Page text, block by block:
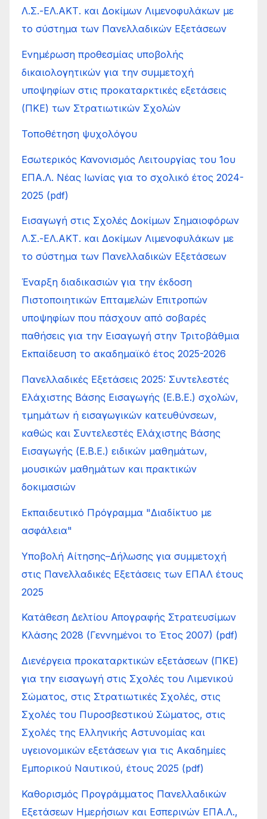
Λ.Σ.-ΕΛ.ΑΚΤ. και Δοκίμων Λιμενοφυλάκων με
το σύστημα των Πανελλαδικών Εξετάσεων
Ενημέρωση προθεσμίας υποβολής
δικαιολογητικών για την συμμετοχή
υποψηφίων στις προκαταρκτικές εξετάσεις
(ΠΚΕ) των Στρατιωτικών Σχολών
Τοποθέτηση ψυχολόγου
Εσωτερικός Κανονισμός Λειτουργίας του 1ου
ΕΠΑ.Λ. Νέας Ιωνίας για το σχολικό έτος 2024-
2025 (pdf)
Εισαγωγή στις Σχολές Δοκίμων Σημαιοφόρων
Λ.Σ.-ΕΛ.ΑΚΤ. και Δοκίμων Λιμενοφυλάκων με
το σύστημα των Πανελλαδικών Εξετάσεων
Έναρξη διαδικασιών για την έκδοση
Πιστοποιητικών Επταμελών Επιτροπών
υποψηφίων που πάσχουν από σοβαρές
παθήσεις για την Εισαγωγή στην Τριτοβάθμια
Εκπαίδευση το ακαδημαϊκό έτος 2025-2026
Πανελλαδικές Εξετάσεις 2025: Συντελεστές
Ελάχιστης Βάσης Εισαγωγής (Ε.Β.Ε.) σχολών,
τμημάτων ή εισαγωγικών κατευθύνσεων,
καθώς και Συντελεστές Ελάχιστης Βάσης
Εισαγωγής (Ε.Β.Ε.) ειδικών μαθημάτων,
μουσικών μαθημάτων και πρακτικών
δοκιμασιών
Εκπαιδευτικό Πρόγραμμα "Διαδίκτυο με
ασφάλεια"
Υποβολή Αίτησης–Δήλωσης για συμμετοχή
στις Πανελλαδικές Εξετάσεις των ΕΠΑΛ έτους
2025
Κατάθεση Δελτίου Απογραφής Στρατευσίμων
Κλάσης 2028 (Γεννημένοι το Έτος 2007) (pdf)
Διενέργεια προκαταρκτικών εξετάσεων (ΠΚΕ)
για την εισαγωγή στις Σχολές του Λιμενικού
Σώματος, στις Στρατιωτικές Σχολές, στις
Σχολές του Πυροσβεστικού Σώματος, στις
Σχολές της Ελληνικής Αστυνομίας και
υγειονομικών εξετάσεων για τις Ακαδημίες
Εμπορικού Ναυτικού, έτους 2025 (pdf)
Καθορισμός Προγράμματος Πανελλαδικών
Εξετάσεων Ημερήσιων και Εσπερινών ΕΠΑ.Λ.,